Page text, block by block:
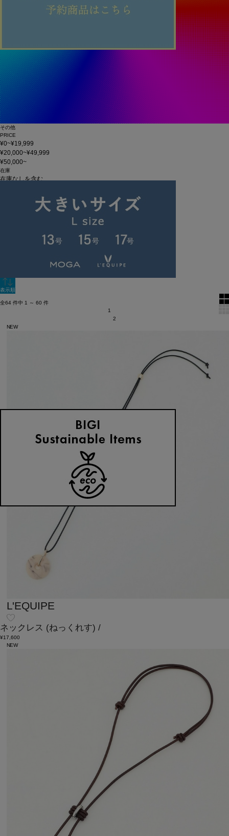
その他
PRICE
¥0~¥19,999
¥20,000~¥49,999
¥50,000~
在庫
在庫なしを含む
表示順
全64 件中 1 ～ 60 件
1
2
NEW
L'EQUIPE
ネックレス (ねっくれす) /
¥17,600
NEW